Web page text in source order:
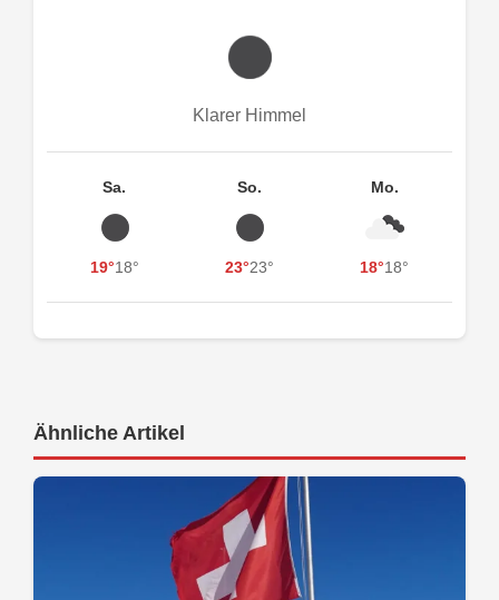
Klarer Himmel
Sa.
19°18°
So.
23°23°
Mo.
18°18°
Ähnliche Artikel